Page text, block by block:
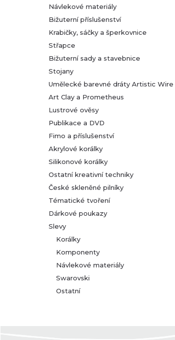
Návlekové materiály
Bižuterní příslušenství
Krabičky, sáčky a šperkovnice
Střapce
Bižuterní sady a stavebnice
Stojany
Umělecké barevné dráty Artistic Wire
Art Clay a Prometheus
Lustrové ověsy
Publikace a DVD
Fimo a příslušenství
Akrylové korálky
Silikonové korálky
Ostatní kreativní techniky
České skleněné pilníky
Tématické tvoření
Dárkové poukazy
Slevy
Korálky
Komponenty
Návlekové materiály
Swarovski
Ostatní